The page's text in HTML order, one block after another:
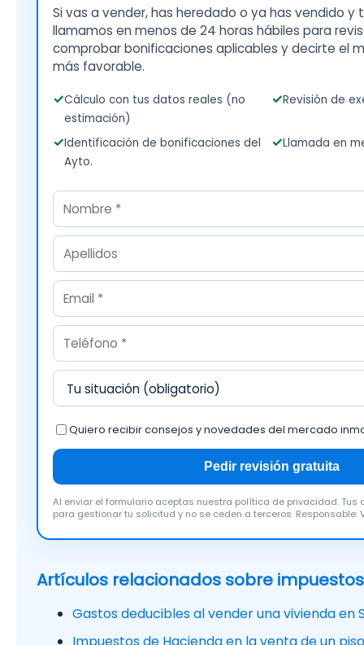
Si vas a vender, has heredado o ya has vendido y
llamamos en menos de 24 horas hábiles para
comprobar bonificaciones aplicables y decirte el
más favorable.
Cálculo con tus datos reales (no
estimación)
Revisión de
Identificación de bonificaciones del
Ayto.
Llamada en
Quiero recibir consejos y novedades del mercado
Pedir revisión gratuita
Al enviar el formulario aceptas nuestra política de privacidad.
para gestionar tu solicitud y no se ceden a terceros. Responsable:
Artículos relacionados sobre
Gastos deducibles al vender una vivienda en